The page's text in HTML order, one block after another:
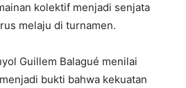
kolektif menjadi senjata
melaju di turnamen.
Guillem Balagué menilai
bukti bahwa kekuatan